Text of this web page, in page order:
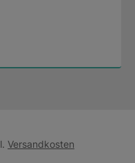
Versandkosten